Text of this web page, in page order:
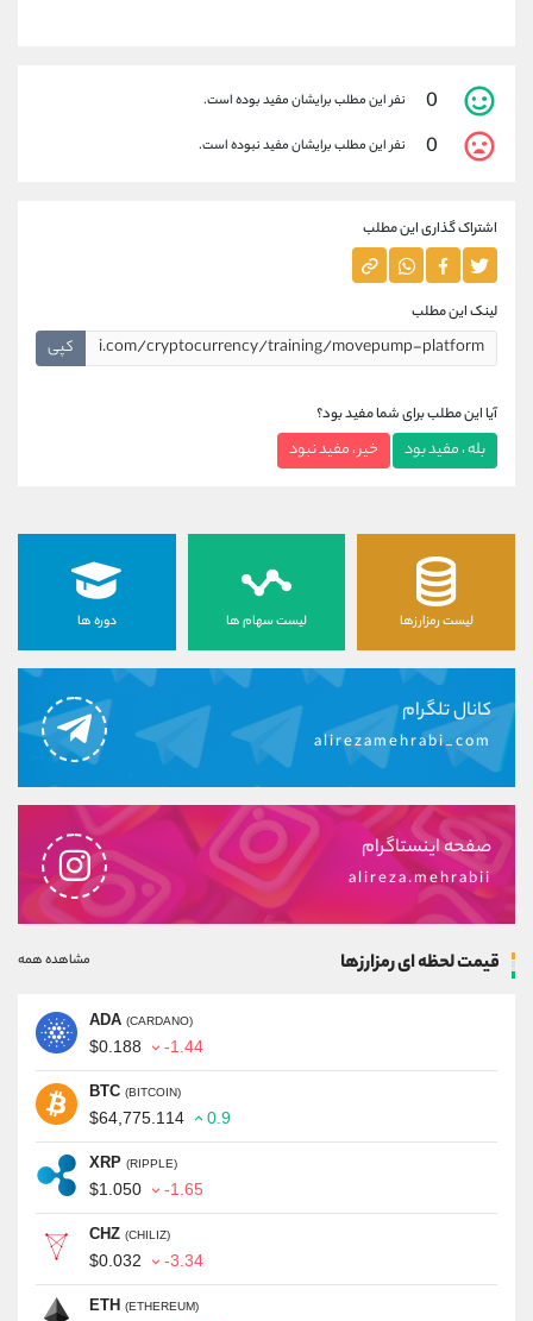
0 نفر این مطلب برایشان مفید بوده است.
0 نفر این مطلب برایشان مفید نبوده است.
اشتراک گذاری این مطلب
لینک این مطلب
کپی
آیا این مطلب برای شما مفید بود؟
بله ، مفید بود خیر ، مفید نبود
لیست رمزارزها لیست سهام ها دوره ها
کانال تلگرام
alirezamehrabi_com
صفحه اینستاگرام
alireza.mehrabii
قیمت لحظه ای رمزارزها مشاهده همه
ADA (CARDANO)
$0.188 -1.44
BTC (BITCOIN)
$64,775.114 0.9
XRP (RIPPLE)
$1.050 -1.65
CHZ (CHILIZ)
$0.032 -3.34
ETH (ETHEREUM)